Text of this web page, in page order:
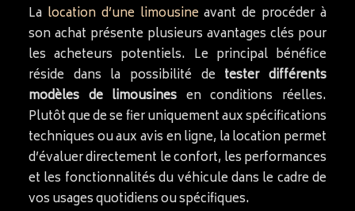
ACTUALITÉS
NOUS CONTACTER
La location d’une limousineavant de procéder à
son achat présente plusieurs avantages clés pour
les acheteurs potentiels. Le principal bénéfice
réside dans la possibilité de tester différents
modèles de limousines en conditions réelles.
Plutôt que de se fier uniquement aux spécifications
techniques ou aux avis en ligne, la location permet
d’évaluer directement le confort, les performances
et les fonctionnalités du véhicule dans le cadre de
vos usages quotidiens ou spécifiques.